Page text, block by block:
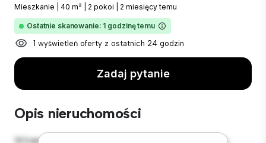
Mieszkanie 40 m² 2 pokoi 2 miesięcy temu
Ostatnie skanowanie: 1 godzinę temu
1 wyświetleń oferty z ostatnich 24 godzin
Zadaj pytanie
Opis nieruchomości
Witamy w Twojej nowej miejskiej oazie w Służewiec,